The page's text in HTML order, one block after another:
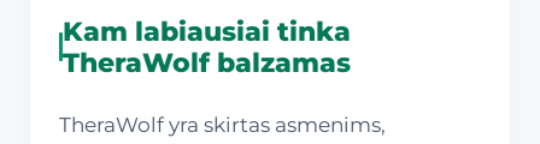
Kam labiausiai tinka
TheraWolf balzamas
TheraWolf yra skirtas asmenims,